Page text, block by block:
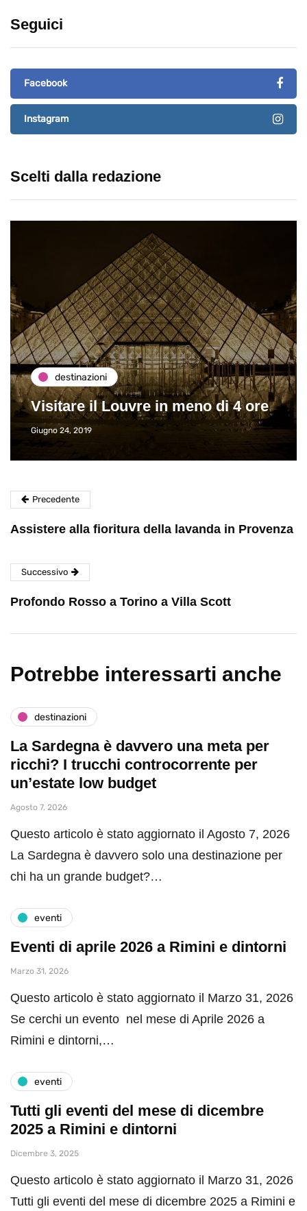
Seguici
Facebook
Instagram
Scelti dalla redazione
destinazioni
Visitare il Louvre in meno di 4 ore
Giugno 24, 2019
Precedente
Assistere alla fioritura della lavanda in Provenza
Successivo
Profondo Rosso a Torino a Villa Scott
Potrebbe interessarti anche
destinazioni
La Sardegna è davvero una meta per
ricchi? I trucchi controcorrente per
un’estate low budget
Agosto 7, 2026
Questo articolo è stato aggiornato il Agosto 7, 2026
La Sardegna è davvero solo una destinazione per
chi ha un grande budget?…
eventi
Eventi di aprile 2026 a Rimini e dintorni
Marzo 31, 2026
Questo articolo è stato aggiornato il Marzo 31, 2026
Se cerchi un evento nel mese di Aprile 2026 a
Rimini e dintorni,…
eventi
Tutti gli eventi del mese di dicembre
2025 a Rimini e dintorni
Dicembre 3, 2025
Questo articolo è stato aggiornato il Marzo 31, 2026
Tutti gli eventi del mese di dicembre 2025 a Rimini e